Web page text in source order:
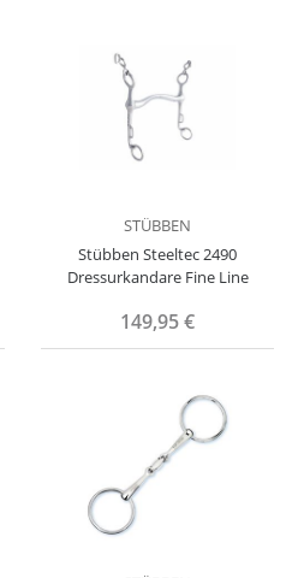
STÜBBEN
Stübben Steeltec 2490
Dressurkandare Fine Line
149,95 €